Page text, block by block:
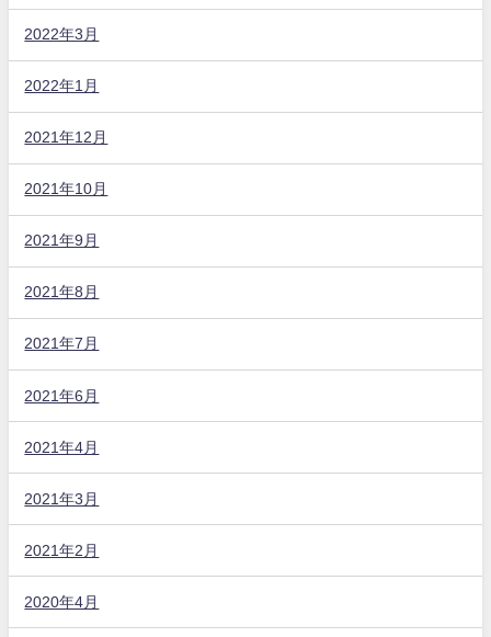
2022年3月
2022年1月
2021年12月
2021年10月
2021年9月
2021年8月
2021年7月
2021年6月
2021年4月
2021年3月
2021年2月
2020年4月